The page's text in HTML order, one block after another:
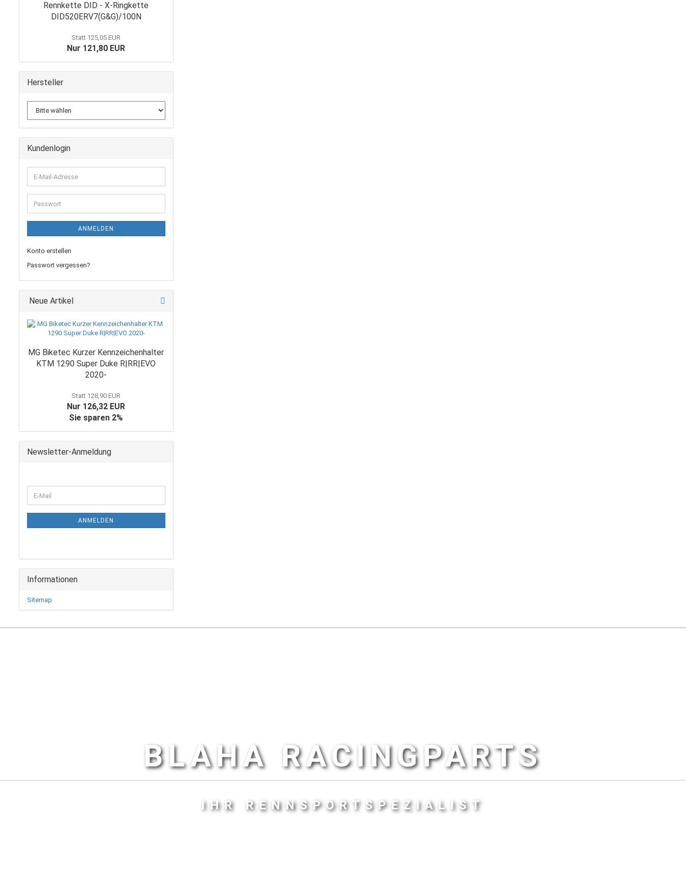
Rennkette DID - X-Ringkette
DID520ERV7(G&G)/100N
Statt 125,05 EUR
Nur 121,80 EUR
Hersteller
Kundenlogin
E-
Mail-
Adresse
Passwort
ANMELDEN
Konto erstellen
Passwort vergessen?
Neue Artikel
MG Biketec Kurzer Kennzeichenhalter
KTM 1290 Super Duke R|RR|EVO
2020-
Statt 128,90 EUR
Nur 126,32 EUR
Sie sparen 2%
Newsletter-Anmeldung
ZUR
E-
Mail
ANMELDEN
Informationen
Sitemap
BLAHA RACINGPARTS
IHR RENNSPORTSPEZIALIST